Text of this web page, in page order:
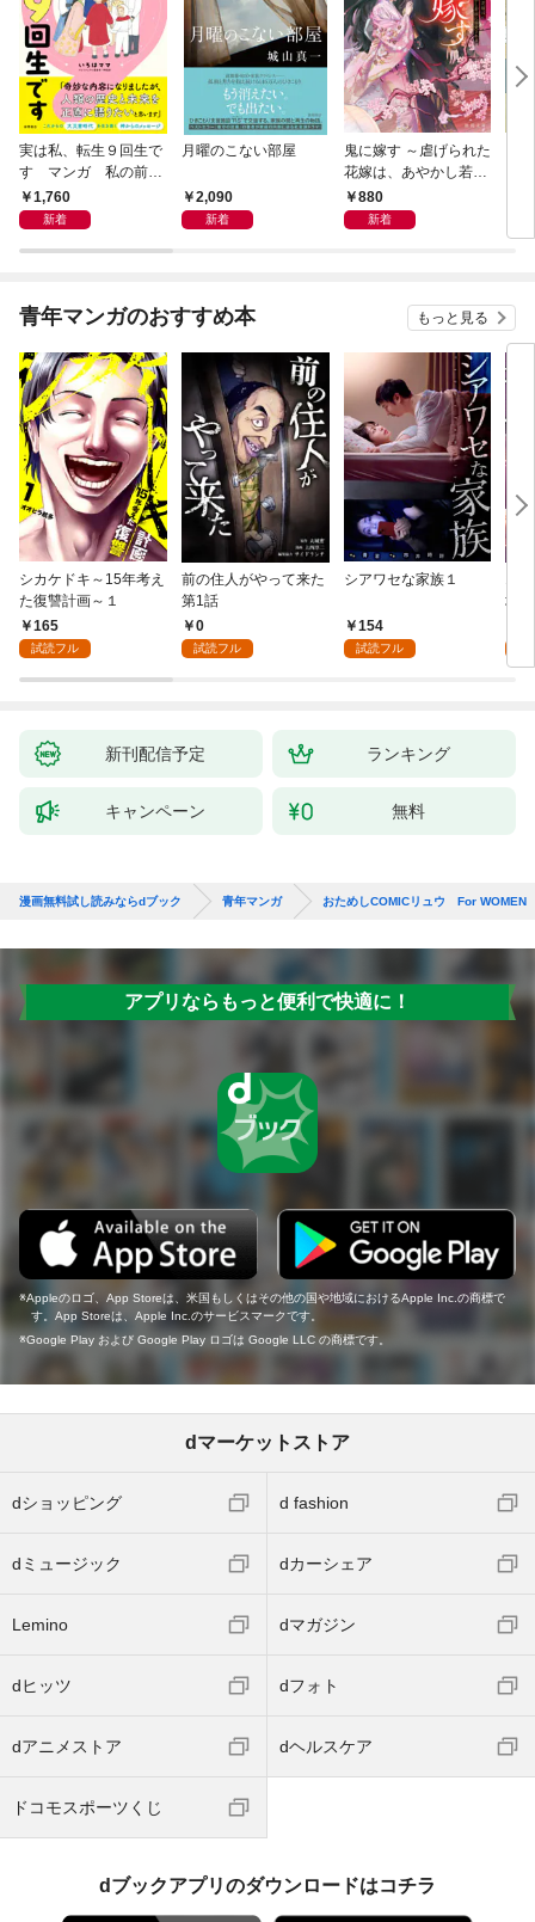
実は私、転生９回生で
す マンガ 私の前世
物語1,760
新着
月曜のこない部屋
2,090
新着
鬼に嫁す ～虐げられた
花嫁は、あやかし若頭
に溺愛される～
880
新着
青年マンガのおすすめ本 もっと見る
シカケドキ～15年考え
た復讐計画～１
165
試読フル
前の住人がやって来た
第1話
0
試読フル
シアワセな家族１
154
試読フル
地
新刊配信予定 ランキング
キャンペーン 無料
漫画無料試し読みならdブック 青年マンガ おためしCOMICリュウ For WOMEN
アプリならもっと便利で快適に！
Appleのロゴ、App Storeは、米国もしくはその他の国や地域におけるApple Inc.の商標で
す。App Storeは、Apple Inc.のサービスマークです。
Google Play および Google Play ロゴは Google LLC の商標です。
dマーケットストア
dショッピング d fashion
dミュージック dカーシェア
Lemino dマガジン
dヒッツ dフォト
dアニメストア dヘルスケア
ドコモスポーツくじ
dブックアプリのダウンロードはコチラ